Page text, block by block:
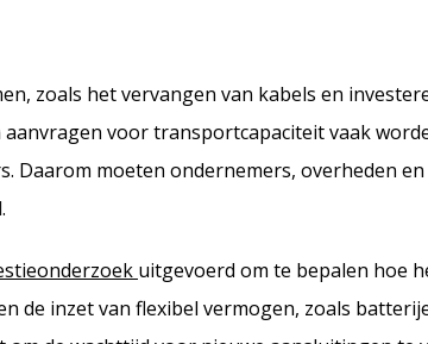
zoals het vervangen van kabels en
voor transportcapaciteit vaak
Daarom moeten ondernemers, overheden
uitgevoerd om te bepalen hoe
de inzet van flexibel vermogen, zoals